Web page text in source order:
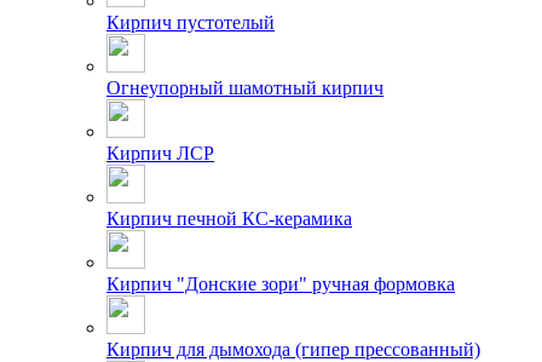
Кирпич пустотелый
Огнеупорный шамотный кирпич
Кирпич ЛСР
Кирпич печной КС-керамика
Кирпич "Донские зори" ручная формовка
Кирпич для дымохода (гипер прессованный)